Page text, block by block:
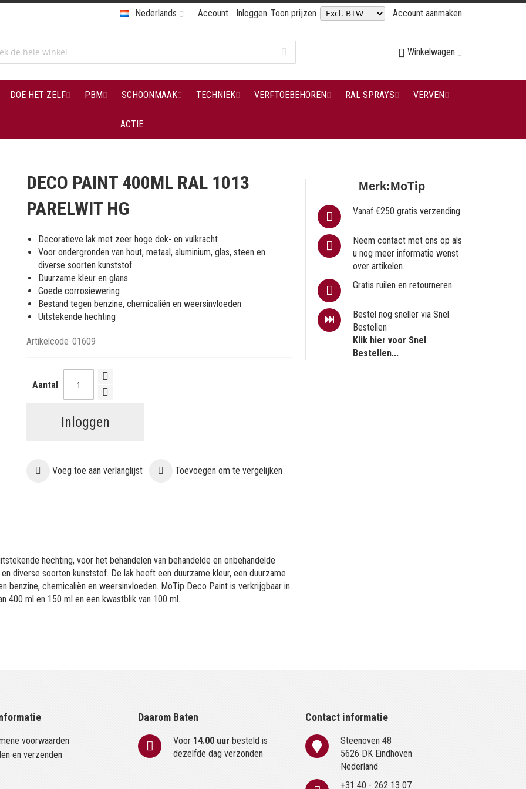
Account Inloggen Toon prijzen Account aanmaken
Nederlands
Winkelwagen
DOE HET ZELF PBM SCHOONMAAK TECHNIEK VERFTOEBEHOREN RAL SPRAYS VERVEN
ACTIE
DECO PAINT 400ML RAL 1013
PARELWIT HG
Decoratieve lak met zeer hoge dek- en vulkracht
Voor ondergronden van hout, metaal, aluminium, glas, steen en
diverse soorten kunststof
Duurzame kleur en glans
Goede corrosiewering
Bestand tegen benzine, chemicaliën en weersinvloeden
Uitstekende hechting
Artikelcode 01609
Aantal
Inloggen
Voeg toe aan verlanglijst Toevoegen om te vergelijken
Merk:MoTip
Vanaf €250 gratis verzending
Neem contact met ons op als
u nog meer informatie wenst
over artikelen.
Gratis ruilen en retourneren.
Bestel nog sneller via Snel
Bestellen
Klik hier voor Snel
Bestellen...
hechting, voor het behandelen van behandelde en onbehandelde
diverse soorten kunststof. De lak heeft een duurzame kleur, een duurzame
benzine, chemicaliën en weersinvloeden. MoTip Deco Paint is verkrijgbaar in
400 ml en 150 ml en een kwastblik van 100 ml.
voorwaarden
en verzenden
Daarom Baten
Voor 14.00 uur besteld is
dezelfde dag verzonden
Contact informatie
Steenoven 48
5626 DK Eindhoven
Nederland
+31 40 - 262 13 07